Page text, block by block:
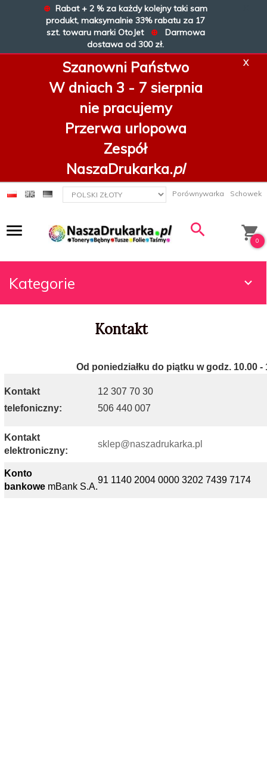
⊕ Rabat + 2 % za każdy kolejny taki sam
produkt, maksymalnie 33% rabatu za 17
szt. towaru marki OtoJet
⊕ Darmowa
dostawa od 300 zł.
Szanowni Państwo
W dniach 3 - 7 sierpnia
nie pracujemy
Przerwa urlopowa
Zespół
NaszaDrukarka.pl
X
currency_h Porównywarka Schowek
0
Kategorie
Kontakt
Od poniedziałku do piątku w godz. 10.00 -
Kontakt
telefoniczny:
12 307 70 30
506 440 007
Kontakt
elektroniczny:
sklep@naszadrukarka.pl
Konto
bankowe mBank S.A.
91 1140 2004 0000 3202 7439 7174